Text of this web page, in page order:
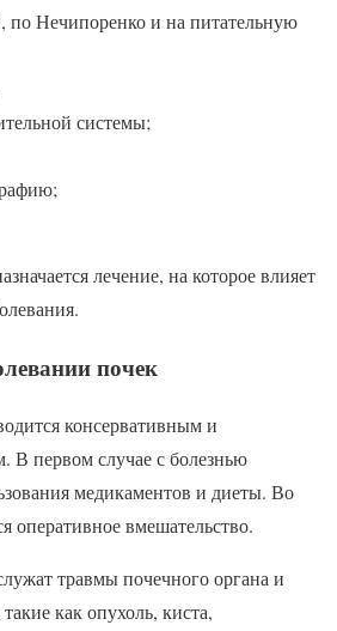
по Нечипоренко и на питательную
системы;
лечение, на которое влияет
почек
консервативным и
В первом случае с болезнью
медикаментов и диеты. Во
оперативное вмешательство.
травмы почечного органа и
как опухоль, киста,